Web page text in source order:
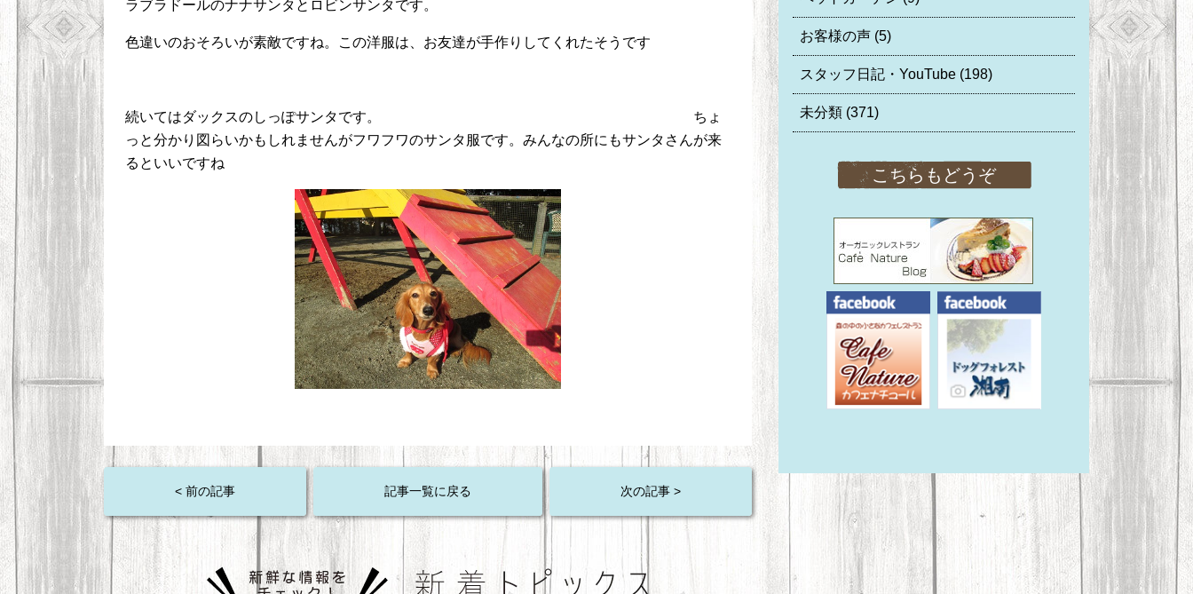
ラブラドールのナナサンタとロビンサンタです。
色違いのおそろいが素敵ですね。この洋服は、お友達が手作りしてくれたそうです
続いてはダックスのしっぽサンタです。 ちょ
っと分かり図らいかもしれませんがフワフワのサンタ服です。みんなの所にもサンタさんが来
るといいですね
< 前の記事 記事一覧に戻る 次の記事 >
お客様の声 (5)
スタッフ日記・YouTube (198)
未分類 (371)
こちらもどうぞ